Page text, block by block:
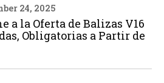
24, 2025
a la Oferta de Balizas V16
Obligatorias a Partir de